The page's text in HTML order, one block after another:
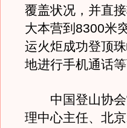
覆盖状况，并直
大本营到8300米
运火炬成功登顶
地进行手机通话等
中国登山协会
理中心主任、北